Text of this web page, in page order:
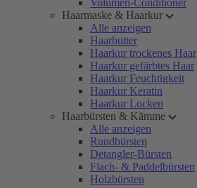
Volumen-Conditioner
Haarmaske & Haarkur
Alle anzeigen
Haarbutter
Haarkur trockenes Haar
Haarkur gefärbtes Haar
Haarkur Feuchtigkeit
Haarkur Keratin
Haarkur Locken
Haarbürsten & Kämme
Alle anzeigen
Rundbürsten
Detangler-Bürsten
Flach- & Paddelbürsten
Holzbürsten